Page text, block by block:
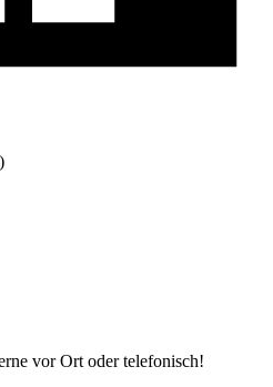
vor Ort oder telefonisch!